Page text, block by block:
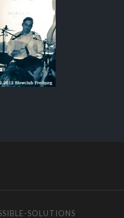
SOLUTIONS